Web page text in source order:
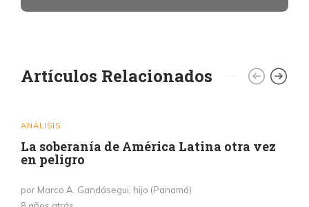
Artículos Relacionados
ANÁLISIS
La soberanía de América Latina otra vez
en peligro
por Marco A. Gandásegui, hijo (Panamá)